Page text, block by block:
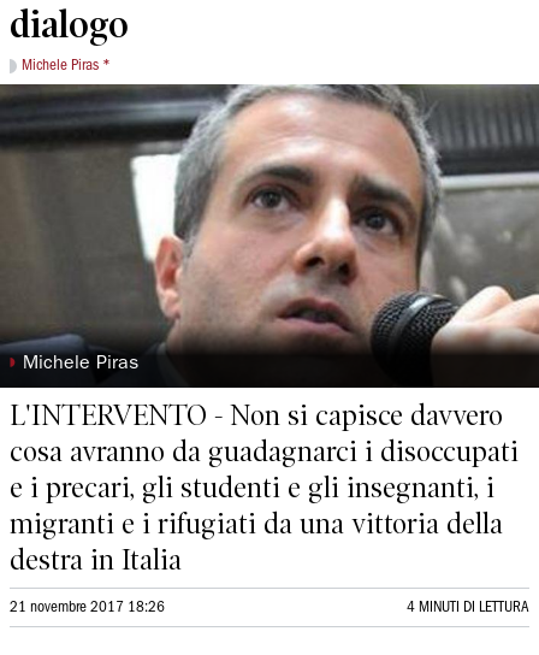
dialogo
Michele Piras *
◗ Michele Piras
L'INTERVENTO - Non si capisce davvero
cosa avranno da guadagnarci i disoccupati
e i precari, gli studenti e gli insegnanti, i
migranti e i rifugiati da una vittoria della
destra in Italia
21 novembre 2017 18:26 4 MINUTI DI LETTURA